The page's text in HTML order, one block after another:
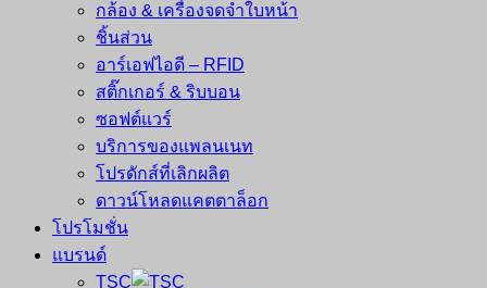
กล้อง & เครื่องจดจำใบหน้า
ชิ้นส่วน
อาร์เอฟไอดี – RFID
สติ๊กเกอร์ & ริบบอน
ซอฟต์แวร์
บริการของแพลนเนท
โปรดักส์ที่เลิกผลิต
ดาวน์โหลดแคตตาล็อก
โปรโมชั่น
แบรนด์
TSC